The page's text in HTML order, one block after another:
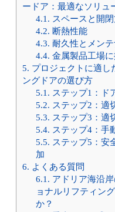
ードア：最適なソリュ
4.1. スペースと開
4.2. 断熱性能
4.3. 耐久性とメン
4.4. 金属製品工場
5. プロジェクトに適し
ングドアの選び方
5.1. ステップ1：ド
5.2. ステップ2：適
5.3. ステップ3：適
5.4. ステップ4：手
5.5. ステップ5：安
加
6. よくある質問
6.1. アドリア海沿
ョナルリフティン
か？